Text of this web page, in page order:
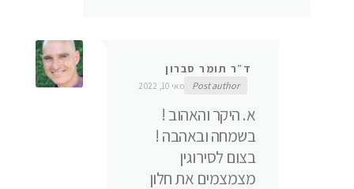
ד״ר תומר סברון
Post author מאי 10, 2022
א. היקר והאהוב !
בשמחה ובאהבה !
בצום לסירוגין
מצמצמים את חלון